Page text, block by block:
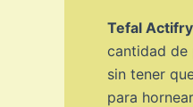
Tefal
cantidad de
sin tener
para